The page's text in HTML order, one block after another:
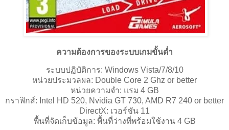
ความต้องการของระบบเกมขั้นต่ำ
ระบบปฏิบัติการ: Windows Vista/7/8/10
หน่วยประมวลผล: Double Core 2 Ghz or better
หน่วยความจำ: แรม 4 GB
กราฟิกส์: Intel HD 520, Nvidia GT 730, AMD R7 240 or better
DirectX: เวอร์ชัน 11
พื้นที่จัดเก็บข้อมูล: พื้นที่ว่างที่พร้อมใช้งาน 4 GB